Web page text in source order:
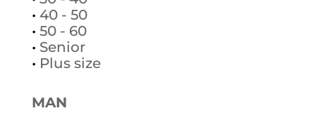
• 40 - 50
• 50 - 60
• Senior
• Plus size
MAN